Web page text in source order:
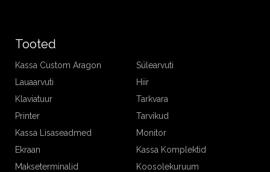
Tooted
Kassa Custom Aragon
Sülearvuti
Lauaarvuti
Hiir
Klaviatuur
Tarkvara
Printer
Tarvikud
Kassa Lisaseadmed
Monitor
Ekraan
Kassa Komplektid
Makseterminalid
Koosolekuruum